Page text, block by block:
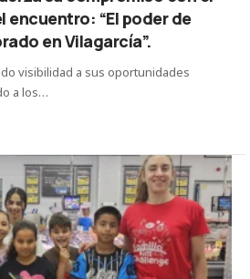
encuentro: “El poder de
en Vilagarcía”.
visibilidad a sus oportunidades
a los…